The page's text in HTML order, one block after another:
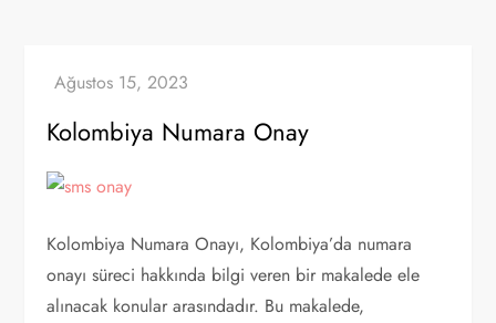
Kolombiya Numara Onay
Kolombiya Numara Onayı, Kolombiya’da numara
onayı süreci hakkında bilgi veren bir makalede ele
alınacak konular arasındadır. Bu makalede,